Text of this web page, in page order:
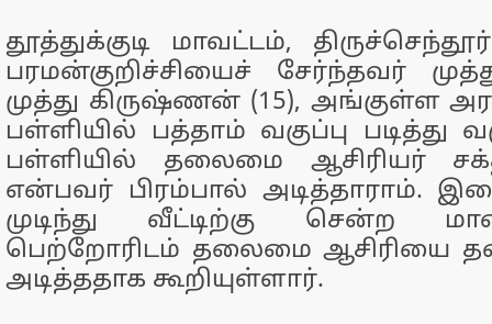
தூத்துக்குடி மாவட்டம்,
பரமன்குறிச்சியைச் சேர்ந்தவர்
முத்து கிருஷ்ணன் (15), அங்குள்ள
பள்ளியில் பத்தாம் வகுப்பு படித்து
பள்ளியில் தலைமை ஆசிரியர்
என்பவர் பிரம்பால் அடித்தாராம்.
முடிந்து வீட்டிற்கு சென்ற
பெற்றோரிடம் தலைமை ஆசிரியை
அடித்ததாக கூறியுள்ளார்.